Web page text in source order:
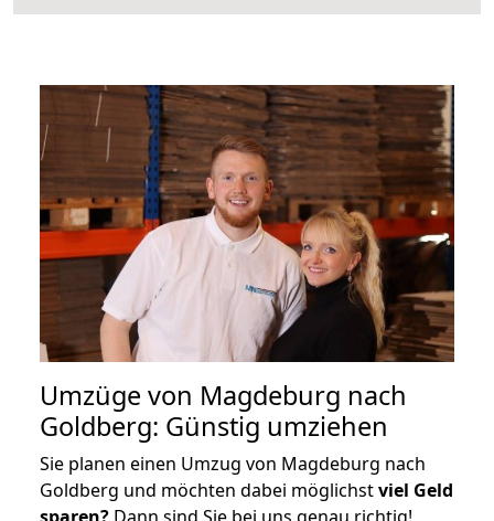
Umzüge von Magdeburg nach
Goldberg: Günstig umziehen
Sie planen einen Umzug von Magdeburg nach
Goldberg und möchten dabei möglichstviel Geld